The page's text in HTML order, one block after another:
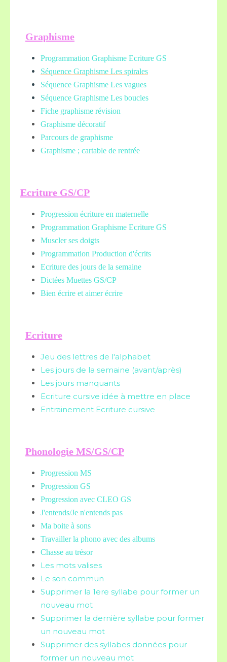
Graphisme
Programmation Graphisme Ecriture GS
Séquence Graphisme Les spirales
Séquence Graphisme Les vagues
Séquence Graphisme Les boucles
Fiche graphisme révision
Graphisme décoratif
Parcours de graphisme
Graphisme ; cartable de rentrée
Ecriture GS/CP
Progression écriture en maternelle
Programmation Graphisme Ecriture GS
Muscler ses doigts
Programmation Production d'écrits
Ecriture des jours de la semaine
Dictées Muettes GS/CP
Bien écrire et aimer écrire
Ecriture
Jeu des lettres de l'alphabet
Les jours de la semaine (avant/après)
Les jours manquants
Ecriture cursive idée à mettre en place
Entrainement Ecriture cursive
Phonologie MS/GS/CP
Progression MS
Progression GS
Progression avec CLEO GS
J'entends/Je n'entends pas
Ma boite à sons
Travailler la phono avec des albums
Chasse au trésor
Les mots valises
Le son commun
Supprimer la 1ere syllabe pour former un
nouveau mot
Supprimer la dernière syllabe pour former
un nouveau mot
Supprimer des syllabes données pour
former un nouveau mot